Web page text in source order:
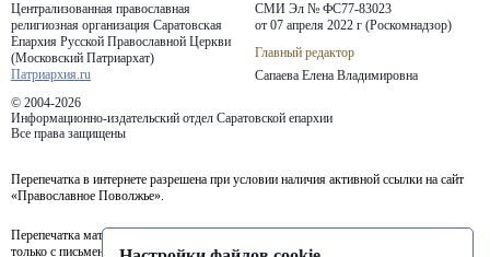
Централизованная православная
религиозная организация Саратовская
Епархия Русской Православной Церкви
(Московский Патриархат)
Патриархия.ru
СМИ Эл № ФС77-83023
от 07 апреля 2022 г (Роскомнадзор)
Главный редактор
Сапаева Елена Владимировна
© 2004-2026
Информационно-издательский отдел Саратовской епархии
Все права защищены
Перепечатка в интернете разрешена при условии наличия активной ссылки на сайт
«Православное Поволжье».
Перепечатка материалов портала в печатных изданиях (книгах, прессе) возможна
только с письменного разрешения редакции.